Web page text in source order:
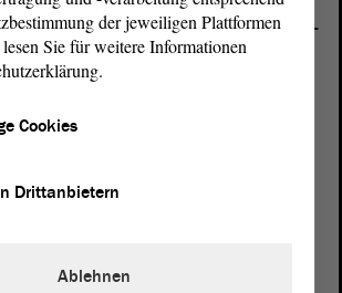
sind im Landtag von Sachsen-
der jeweiligen Plattformen
Sie für weitere Informationen
Cookies
Drittanbietern
Ablehnen